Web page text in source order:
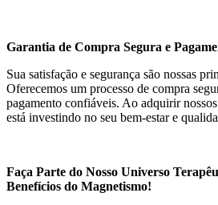
Garantia de Compra Segura e
Sua satisfação e segurança são nossas
Oferecemos um processo de compra
pagamento confiáveis. Ao adquirir
está investindo no seu bem-estar e
Faça Parte do Nosso Universo
Benefícios do Magnetismo!